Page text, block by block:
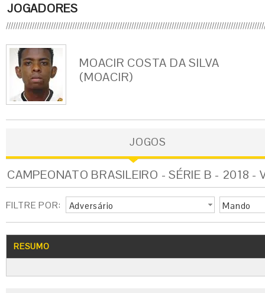
JOGADORES
MOACIR COSTA DA SILVA
(MOACIR)
JOGOS
CAMPEONATO BRASILEIRO - SÉRIE B - 2018 -
FILTRE POR: Adversário Mando
RESUMO